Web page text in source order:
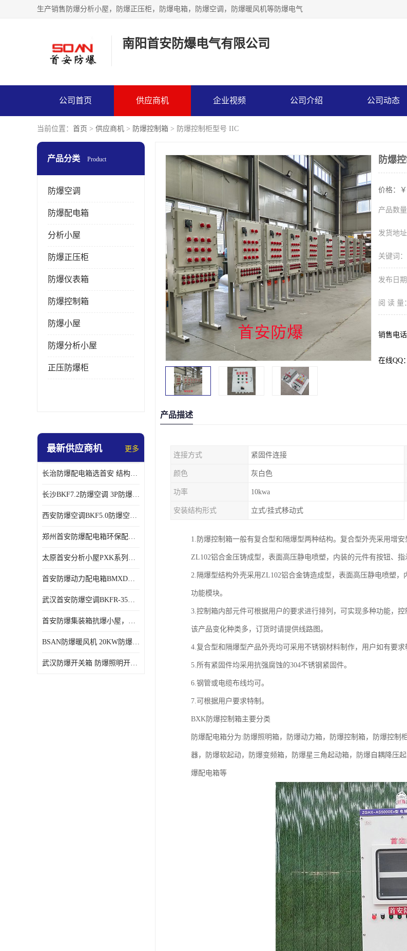
生产销售防爆分析小屋，防爆正压柜，防爆电箱，防爆空调，防爆暖风机等防爆电气
南阳首安防爆电气有限公司
公司首页 供应商机 企业视频 公司介绍 公司动态
当前位置： 首页 > 供应商机 > 防爆控制箱 > 防爆控制柜型号 IIC
产品分类 Product
防爆空调
防爆配电箱
分析小屋
防爆正压柜
防爆仪表箱
防爆控制箱
防爆小屋
防爆分析小屋
正压防爆柜
最新供应商机 更多
长治防爆配电箱选首安 结构紧凑、价格合理、资质齐全
长沙BKF7.2防爆空调 3P防爆空调与普通空调有什么区别
西安防爆空调BKF5.0防爆空调技术参数
郑州首安防爆配电箱环保配套用防爆配电箱
太原首安分析小屋PXK系列在线分析小屋厂家
首安防爆动力配电箱BMXD系列防爆配电箱技术参数
武汉首安防爆空调BKFR-35防爆空调生产厂家
首安防爆集装箱抗爆小屋，危化品暂存间厂家批发
BSAN防爆暖风机 20KW防爆工业暖风机
武汉防爆开关箱 防爆照明开关箱厂家
防爆
价格：￥
产品数量
发货地址
关键词：
发布日期
阅 读 量：
销售电话
在线QQ：
产品描述
连接方式 紧固件连接
颜色 灰白色
功率 10kwa
安装结构形式 立式/挂式移动式
1.防爆控制箱一般有复合型和隔爆型两种结构。复合型外壳采用增
ZL102铝合金压铸成型，表面高压静电喷塑，内装的元件有按钮、指
2.隔爆型结构外壳采用ZL102铝合金铸造成型，表面高压静电喷塑
功能模块。
3.控制箱内部元件可根据用户的要求进行排列，可实现多种功能，
该产品变化种类多，订货时请提供线路图。
4.复合型和隔爆型产品外壳均可采用不锈钢材料制作，用户如有要求
5.所有紧固件均采用抗强腐蚀的304不锈钢紧固件。
6.钢管或电缆布线均可。
7.可根据用户要求特制。
BXK防爆控制箱主要分类
防爆配电箱分为:防爆照明箱，防爆动力箱，防爆控制箱，防爆控
器，防爆软起动，防爆变频箱，防爆星三角起动箱，防爆自耦降压
爆配电箱等